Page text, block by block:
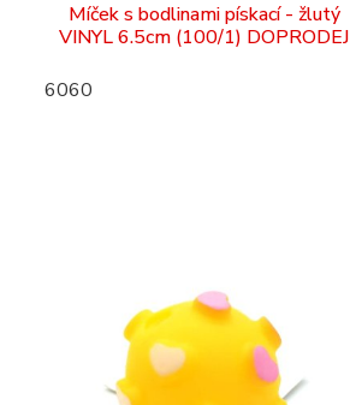
Míček s bodlinami pískací - žlutý
VINYL 6.5cm (100/1) DOPRODEJ
6060